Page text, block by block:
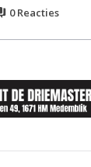
0Reacties